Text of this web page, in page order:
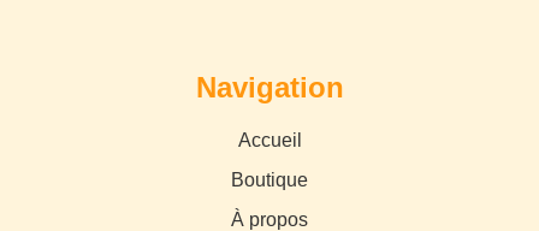
Navigation
Accueil
Boutique
À propos